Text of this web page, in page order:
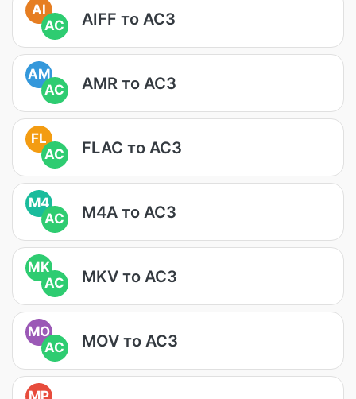
AI
AC
AIFF то AC3
AM
AC
AMR то AC3
FL
AC
FLAC то AC3
M4
AC
M4A то AC3
MK
AC
MKV то AC3
MO
AC
MOV то AC3
MP